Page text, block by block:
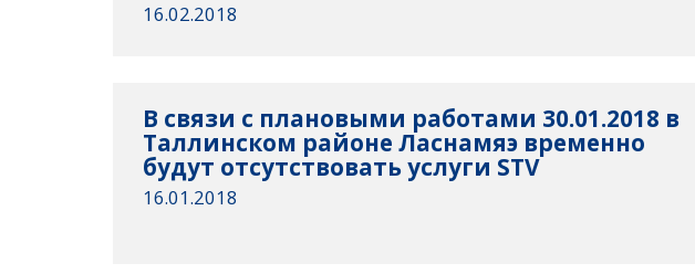
16.02.2018
В связи с плановыми работами 30.01.2018 в
Таллинском районе Ласнамяэ временно
будут отсутствовать услуги STV
16.01.2018